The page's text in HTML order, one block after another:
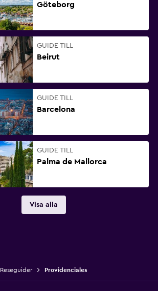
Göteborg
GUIDE TILL
Beirut
GUIDE TILL
Barcelona
GUIDE TILL
Palma de Mallorca
Visa alla
Reseguider Providenciales